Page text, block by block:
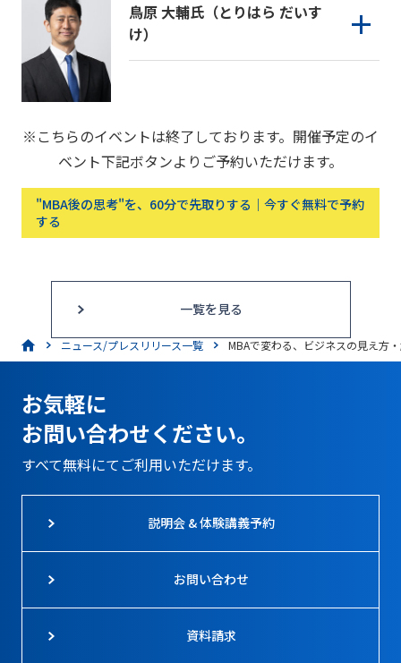
鳥原 大輔氏（とりはら だいす
け）
※こちらのイベントは終了しております。開催予定のイ
ベント下記ボタンよりご予約いただけます。
"MBA後の思考"を、60分で先取りする｜今すぐ無料で予約
する
一覧を見る
ニュース/プレスリリース一覧 MBAで変わる、ビジネスの見え方
お気軽に
お問い合わせください。
すべて無料にてご利用いただけます。
説明会 & 体験講義予約
お問い合わせ
資料請求